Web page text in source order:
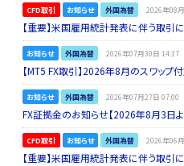
CFD取引 お知らせ 外国為替 2026年08
【重要】米国雇用統計発表に伴う取引
お知らせ 外国為替 2026年07月30日 14:37
【MT5 FX取引】2026年8月のスワップ
お知らせ 外国為替 2026年07月27日 07:00
FX証拠金のお知らせ【2026年8月3日よ
CFD取引 お知らせ 外国為替 2026年06
【重要】米国雇用統計発表に伴う取引